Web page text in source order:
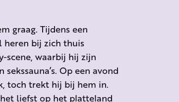
graag. Tijdens een
heren bij zich thuis
scene, waarbij hij zijn
Op een avond
toch trekt hij bij hem in.
liefst op het platteland